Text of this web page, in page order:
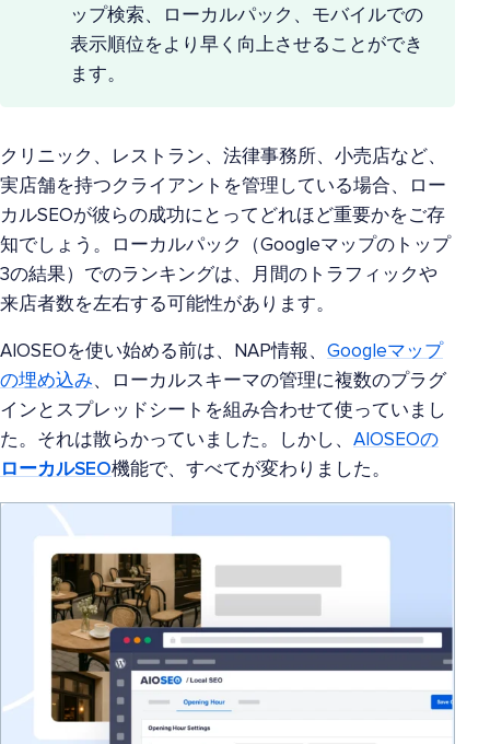
ップ検索、ローカルパック、モバイルでの
表示順位をより早く向上させることができ
ます。
クリニック、レストラン、法律事務所、小売店など、
実店舗を持つクライアントを管理している場合、
ロー
カルSEOが彼らの成功にとってどれほど重要かをご存
知でしょう。ローカルパック（Googleマップのトップ
3の結果）でのランキングは、月間のトラフィックや
来店者数を左右する可能性があります。
AIOSEOを使い始める前は、NAP情報、 Googleマップ
の埋め込み、ローカルスキーマの管理に複数のプラグ
インとスプレッドシートを組み合わせて使っていまし
た。それは散らかっていました。しかし、 AIOSEOの
ローカルSEO機能で、すべてが変わりました。